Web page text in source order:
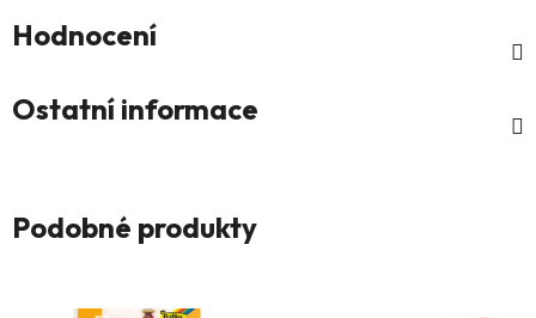
Hodnocení
Ostatní informace
Podobné produkty